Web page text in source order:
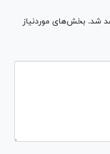
شد. بخش‌های موردنیاز